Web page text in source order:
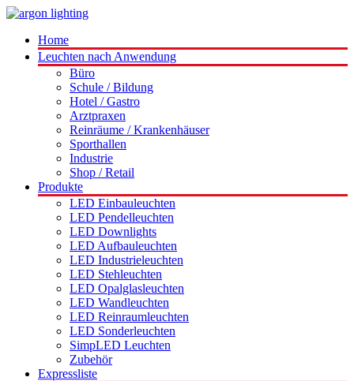
Home
Leuchten nach Anwendung
Büro
Schule / Bildung
Hotel / Gastro
Arztpraxen
Reinräume / Krankenhäuser
Sporthallen
Industrie
Shop / Retail
Produkte
LED Einbauleuchten
LED Pendelleuchten
LED Downlights
LED Aufbauleuchten
LED Industrieleuchten
LED Stehleuchten
LED Opalglasleuchten
LED Wandleuchten
LED Reinraumleuchten
LED Sonderleuchten
SimpLED Leuchten
Zubehör
Expressliste